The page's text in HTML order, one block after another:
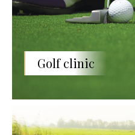
Golf clinic